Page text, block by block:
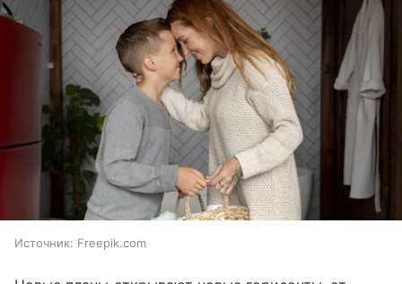
Источник: Freepik.com